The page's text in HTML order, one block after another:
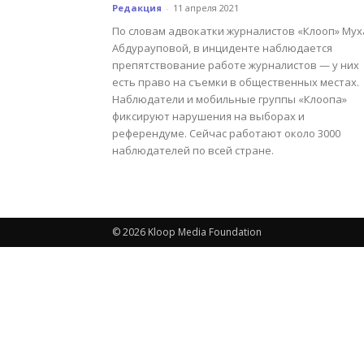
Редакция - 11 апреля 2021
По словам адвокатки журналистов «Клооп»
Абдурауповой, в инциденте наблюдается
препятствование работе журналистов — у них
есть право на съемки в общественных местах.
Наблюдатели и мобильные группы «Клоопа»
фиксируют нарушения на выборах и
референдуме. Сейчас работают около 3000
наблюдателей по всей стране.
© 2026 Kloop Media Foundation